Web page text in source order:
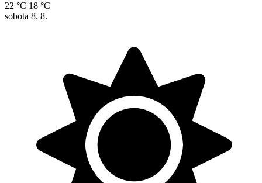
22 °C 18 °C
sobota 8. 8.